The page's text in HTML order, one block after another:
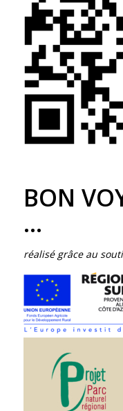
BON
…
réalisé grâce au